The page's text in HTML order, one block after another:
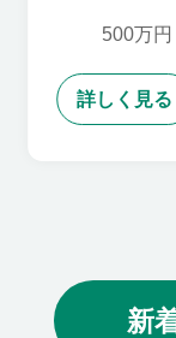
500万円
詳しく見る
新